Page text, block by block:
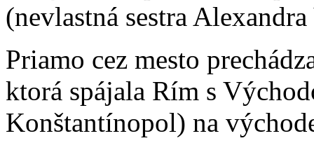
(nevlastná sestra
Priamo cez mesto
ktorá spájala Rím s
Konštantínopol) na